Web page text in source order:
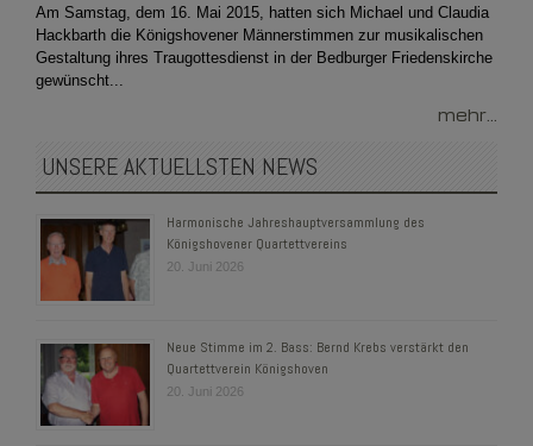
Am Samstag, dem 16. Mai 2015, hatten sich Michael und Claudia
Hackbarth die Königshovener Männerstimmen zur musikalischen
Gestaltung ihres Traugottesdienst in der Bedburger Friedenskirche
gewünscht...
mehr...
UNSERE AKTUELLSTEN NEWS
Harmonische Jahreshauptversammlung des
Königshovener Quartettvereins
20. Juni 2026
Neue Stimme im 2. Bass: Bernd Krebs verstärkt den
Quartettverein Königshoven
20. Juni 2026